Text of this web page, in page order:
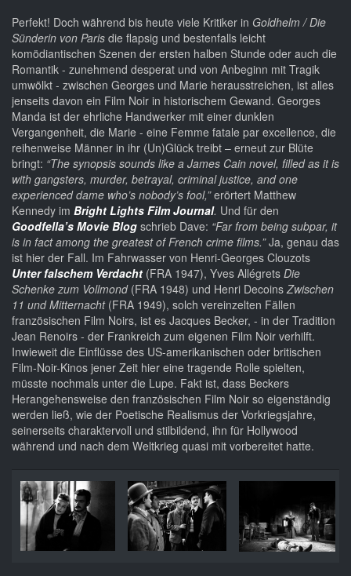
Perfekt! Doch während bis heute viele Kritiker in Goldhelm / Die
Sünderin von Paris die flapsig und bestenfalls leicht
komödiantischen Szenen der ersten halben Stunde oder auch die
Romantik - zunehmend desperat und von Anbeginn mit Tragik
umwölkt - zwischen Georges und Marie herausstreichen, ist alles
jenseits davon ein Film Noir in historischem Gewand. Georges
Manda ist der ehrliche Handwerker mit einer dunklen
Vergangenheit, die Marie - eine Femme fatale par excellence, die
reihenweise Männer in ihr (Un)Glück treibt – erneut zur Blüte
bringt: “The synopsis sounds like a James Cain novel, filled as it is
with gangsters, murder, betrayal, criminal justice, and one
experienced dame who’s nobody’s fool,”erörtert Matthew
Kennedy im Bright Lights Film Journal. Und für den
Goodfella’s Movie Blog schrieb Dave: “Far from being subpar, it
is in fact among the greatest of French crime films.”Ja, genau das
ist hier der Fall. Im Fahrwasser von Henri-Georges Clouzots
Unter falschem Verdacht (FRA 1947), Yves Allégrets Die
Schenke zum Vollmond (FRA 1948) und Henri DecoinsZwischen
11 und Mitternacht(FRA 1949), solch vereinzelten Fällen
französischen Film Noirs, ist es Jacques Becker, - in der Tradition
Jean Renoirs - der Frankreich zum eigenen Film Noir verhilft.
Inwieweit die Einflüsse des US-amerikanischen oder britischen
Film-Noir-Kinos jener Zeit hier eine tragende Rolle spielten,
müsste nochmals unter die Lupe. Fakt ist, dass Beckers
Herangehensweise den französischen Film Noir so eigenständig
werden ließ, wie der Poetische Realismus der Vorkriegsjahre,
seinerseits charaktervoll und stilbildend, ihn für Hollywood
während und nach dem Weltkrieg quasi mit vorbereitet hatte.